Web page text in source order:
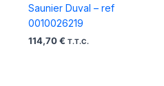
Saunier Duval – ref
0010026219
114,70 € T.T.C.